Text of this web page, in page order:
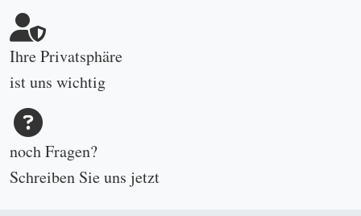
Ihre Privatsphäre
ist uns wichtig
noch Fragen?
Schreiben Sie uns jetzt